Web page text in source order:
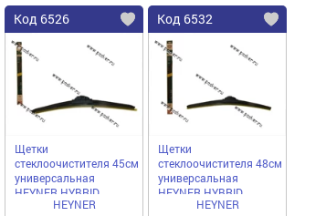
Код 6526
Щетки
стеклоочистителя 45см
универсальная
HEYNER HYBRID
гибриднаяHEYNER
Код 6532
Щетки
стеклоочистителя 48см
универсальная
HEYNER HYBRID
гибриднаяHEYNER